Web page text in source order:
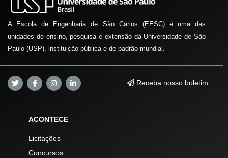
A Escola de Engenharia de São Carlos (EESC) é uma das
unidades de ensino, pesquisa e extensão da Universidade de São
Paulo (USP), instituição pública e de padrão mundial.
Receba nosso boletim
ACONTECE
Licitações
Concursos